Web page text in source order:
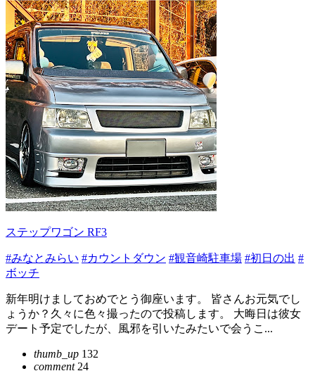
ステップワゴン RF3
#みなとみらい #カウントダウン #観音崎駐車場 #初日の出 #
ボッチ
新年明けましておめでとう御座います。 皆さんお元気でし
ょうか？久々に色々撮ったので投稿します。 大晦日は彼女
デート予定でしたが、風邪を引いたみたいで会うこ...
thumb_up 132
comment24